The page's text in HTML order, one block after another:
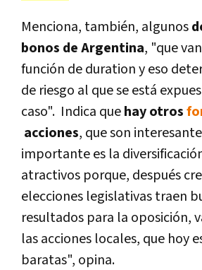
Menciona, también, algunos
bonos de Argentina, "que
función de duration y eso
de riesgo al que se está
caso". Indica quehay otros
acciones, que son
importante es la
atractivos porque, después
elecciones legislativas traen
resultados para la oposición,
las acciones locales, que hoy
baratas", opina.